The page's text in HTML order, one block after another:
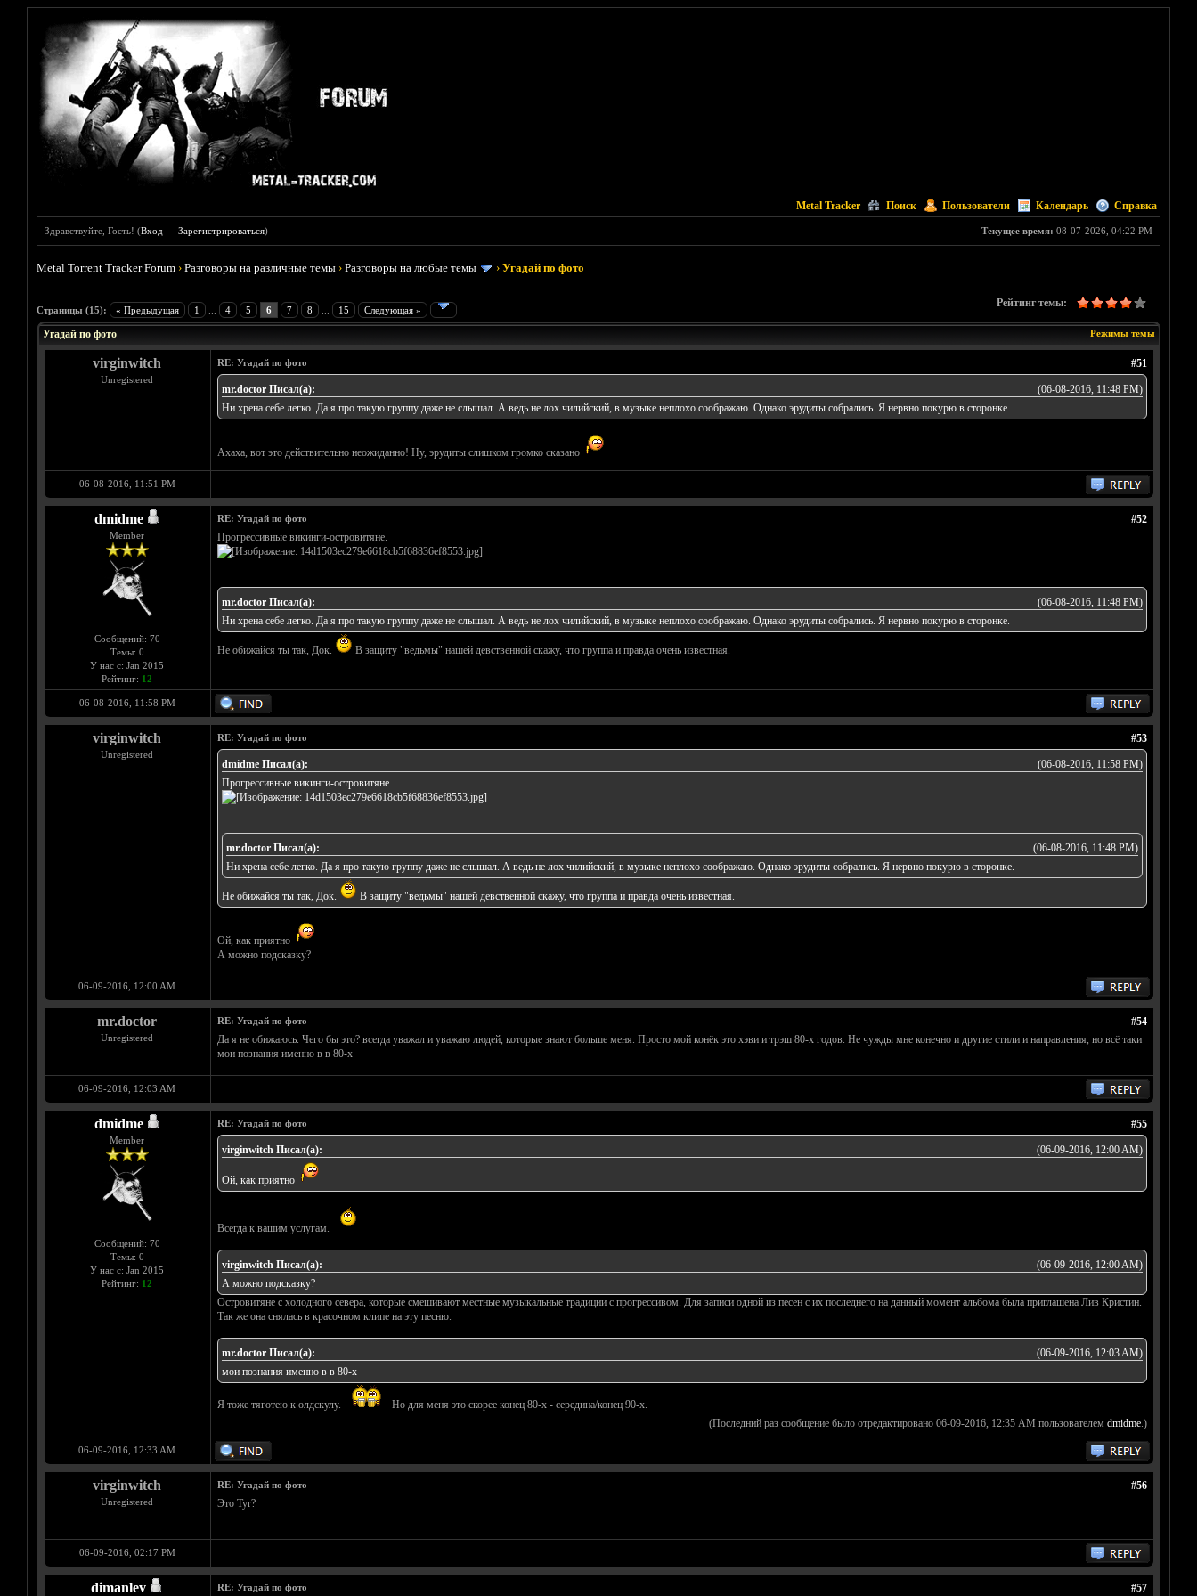
Metal Tracker Поиск Пользователи Календарь Справка
Текущее время: 08-07-2026, 04:22 PM
Здравствуйте, Гость! (Вход —Зарегистрироваться)
Metal Torrent Tracker Forum ›Разговоры на различные темы ›Разговоры на любые темы ›Угадай по фото
Страницы (15): « Предыдущая 1 4 5 6 7 8 15 Следующая »
Рейтинг темы:
Голосов: 3 - Средняя оценка: 3.67
1
2
3
4
5
Режимы темы
Угадай по фото
virginwitch
Unregistered
#51
RE: Угадай по фото
(06-08-2016, 11:48 PM)
mr.doctor Писал(а):
Ни хрена себе легко. Да я про такую группу даже не слышал. А ведь не лох чилийский, в музыке неплохо соображаю. Однако эрудиты собрались. Я нервно покурю в сторонке.
Ахаха, вот это действительно неожиданно! Ну, эрудиты слишком громко сказано
06-08-2016, 11:51 PM
dmidme
Member
Сообщений: 70
Темы: 0
У нас с: Jan 2015
Рейтинг: 12
#52
RE: Угадай по фото
Прогрессивные викинги-островитяне.
(06-08-2016, 11:48 PM)
mr.doctor Писал(а):
Ни хрена себе легко. Да я про такую группу даже не слышал. А ведь не лох чилийский, в музыке неплохо соображаю. Однако эрудиты собрались. Я нервно покурю в сторонке.
Не обижайся ты так, Док. В защиту "ведьмы" нашей девственной скажу, что группа и правда очень известная.
06-08-2016, 11:58 PM
virginwitch
Unregistered
#53
RE: Угадай по фото
(06-08-2016, 11:58 PM)
dmidme Писал(а):
Прогрессивные викинги-островитяне.
(06-08-2016, 11:48 PM)
mr.doctor Писал(а):
Ни хрена себе легко. Да я про такую группу даже не слышал. А ведь не лох чилийский, в музыке неплохо соображаю. Однако эрудиты собрались. Я нервно покурю в сторонке.
Не обижайся ты так, Док. В защиту "ведьмы" нашей девственной скажу, что группа и правда очень известная.
Ой, как приятно
А можно подсказку?
06-09-2016, 12:00 AM
mr.doctor
Unregistered
#54
RE: Угадай по фото
Да я не обижаюсь. Чего бы это? всегда уважал и уважаю людей, которые знают больше меня. Просто мой конёк это хэви и трэш 80-х годов. Не чужды мне конечно и другие стили и направления, но всё таки
мои познания именно в в 80-х
06-09-2016, 12:03 AM
dmidme
Member
Сообщений: 70
Темы: 0
У нас с: Jan 2015
Рейтинг: 12
#55
RE: Угадай по фото
(06-09-2016, 12:00 AM)
virginwitch Писал(а):
Ой, как приятно
Всегда к вашим услугам.
(06-09-2016, 12:00 AM)
virginwitch Писал(а):
А можно подсказку?
Островитяне с холодного севера, которые смешивают местные музыкальные традиции с прогрессивом. Для записи одной из песен с их последнего на данный момент альбома была приглашена Лив Кристин.
Так же она снялась в красочном клипе на эту песню.
(06-09-2016, 12:03 AM)
mr.doctor Писал(а):
мои познания именно в в 80-х
Я тоже тяготею к олдскулу.
Но для меня это скорее конец 80-х - середина/конец 90-х.
(Последний раз сообщение было отредактировано 06-09-2016, 12:35 AM пользователем dmidme.)
06-09-2016, 12:33 AM
virginwitch
Unregistered
#56
RE: Угадай по фото
Это Tyr?
06-09-2016, 02:17 PM
dimanlev #57
RE: Угадай по фото